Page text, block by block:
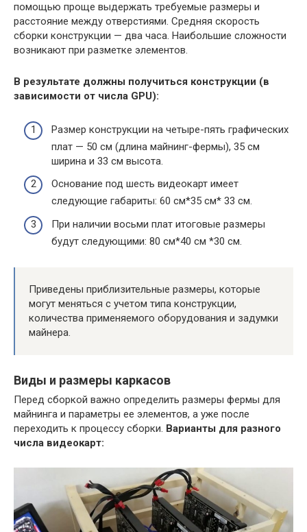
помощью проще выдержать требуемые размеры и
расстояние между отверстиями. Средняя скорость
сборки конструкции — два часа. Наибольшие сложности
возникают при разметке элементов.
В результате должны получиться конструкции (в
зависимости от числа GPU):
Размер конструкции на четыре-пять графических
плат — 50 см (длина майнинг-фермы), 35 см
ширина и 33 см высота.
Основание под шесть видеокарт имеет
следующие габариты: 60 см*35 см* 33 см.
При наличии восьми плат итоговые размеры
будут следующими: 80 см*40 см *30 см.
Приведены приблизительные размеры, которые
могут меняться с учетом типа конструкции,
количества применяемого оборудования и задумки
майнера.
Виды и размеры каркасов
Перед сборкой важно определить размеры фермы для
майнинга и параметры ее элементов, а уже после
переходить к процессу сборки. Варианты для разного
числа видеокарт: